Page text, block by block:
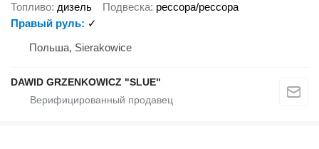
Топливо дизель Подвеска рессора/рессора
Правый руль
✓
Польша, Sierakowice
DAWID GRZENKOWICZ "SLUE"